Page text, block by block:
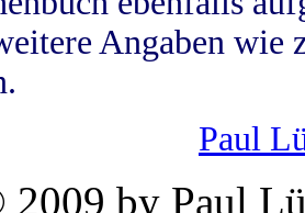
Angaben wie
Paul
by Paul